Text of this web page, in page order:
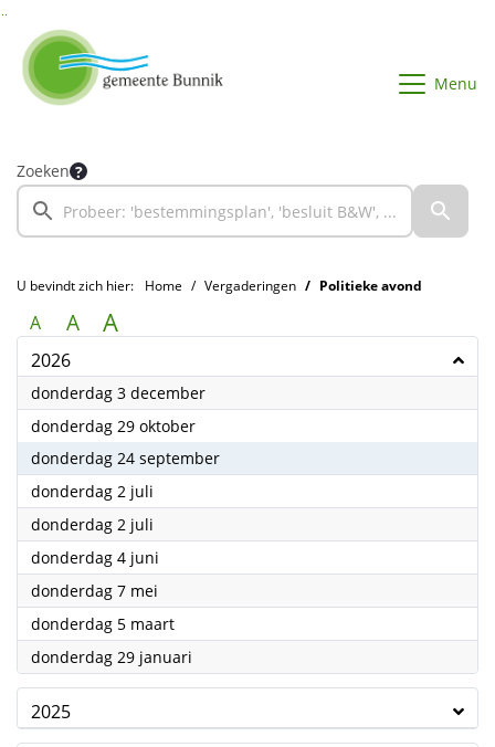
Menu
Zoeken
U bevindt zich hier: Home Vergaderingen Politieke avond
A A A
2026
donderdag 3 december2026
donderdag 29 oktober2026
donderdag 24 september2026
donderdag 2 juli
donderdag 2 juli
donderdag 4 juni
donderdag 7 mei
donderdag 5 maart2026
donderdag 29 januari
2025